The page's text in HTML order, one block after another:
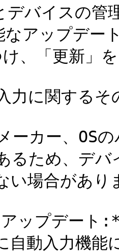
バイスの管
アップデー
、「更新」
に関するそ
カー、OS
るため、デ
い場合があり
ップデート
自動入力機能